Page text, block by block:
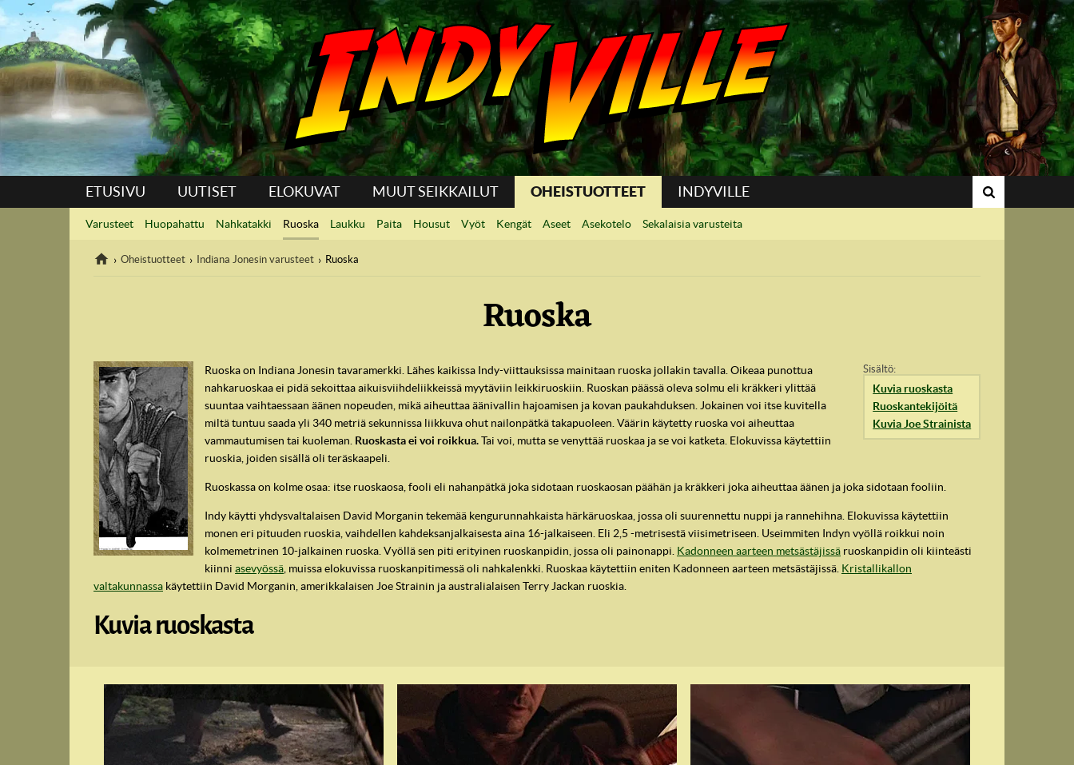
Suoraan sisältöön
ETUSIVU UUTISET ELOKUVAT MUUT SEIKKAILUT OHEISTUOTTEET INDYVILLE
Varusteet Huopahattu Nahkatakki Ruoska Laukku Paita Housut Vyöt Kengät Aseet Asekotelo Sekalaisia varusteita
Oheistuotteet Indiana Jonesin varusteet Ruoska
Ruoska
Kuvia ruoskasta
Ruoskantekijöitä
Kuvia Joe Strainista
Ruoska on Indiana Jonesin tavaramerkki. Lähes kaikissa Indy-viittauksissa mainitaan ruoska jollakin tavalla. Oikeaa punottua
nahkaruoskaa ei pidä sekoittaa aikuisviihdeliikkeissä myytäviin leikkiruoskiin. Ruoskan päässä oleva solmu eli kräkkeri ylittää
suuntaa vaihtaessaan äänen nopeuden, mikä aiheuttaa äänivallin hajoamisen ja kovan paukahduksen. Jokainen voi itse kuvitella
miltä tuntuu saada yli 340 metriä sekunnissa liikkuva ohut nailonpätkä takapuoleen. Väärin käytetty ruoska voi aiheuttaa
vammautumisen tai kuoleman. Ruoskasta ei voi roikkua.Tai voi, mutta se venyttää ruoskaa ja se voi katketa. Elokuvissa käytettiin
ruoskia, joiden sisällä oli teräskaapeli.
Ruoskassa on kolme osaa: itse ruoskaosa, fooli eli nahanpätkä joka sidotaan ruoskaosan päähän ja kräkkeri joka aiheuttaa äänen ja joka sidotaan fooliin.
Indy käytti yhdysvaltalaisen David Morganin tekemää kengurunnahkaista härkäruoskaa, jossa oli suurennettu nuppi ja rannehihna. Elokuvissa käytettiin
monen eri pituuden ruoskia, vaihdellen kahdeksanjalkaisesta aina 16-jalkaiseen. Eli 2,5 -metrisestä viisimetriseen. Useimmiten Indyn vyöllä roikkui noin
kolmemetrinen 10-jalkainen ruoska. Vyöllä sen piti erityinen ruoskanpidin, jossa oli painonappi. Kadonneen aarteen metsästäjissä ruoskanpidin oli kiinteästi
kiinni asevyössä, muissa elokuvissa ruoskanpitimessä oli nahkalenkki. Ruoskaa käytettiin eniten Kadonneen aarteen metsästäjissä. Kristallikallon
valtakunnassa käytettiin David Morganin, amerikkalaisen Joe Strainin ja australialaisen Terry Jackan ruoskia.
Kuvia ruoskasta